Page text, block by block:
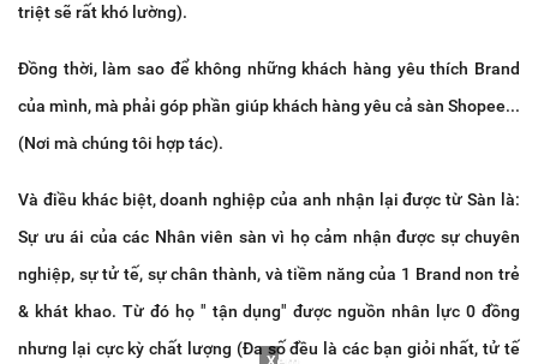
triệt sẽ rất khó lường).
Đồng thời, làm sao để không những khách hàng yêu thích Brand
của mình, mà phải góp phần giúp khách hàng yêu cả sàn Shopee...
(Nơi mà chúng tôi hợp tác).
Và điều khác biệt, doanh nghiệp của anh nhận lại được từ Sàn là:
Sự ưu ái của các Nhân viên sàn vì họ cảm nhận được sự chuyên
nghiệp, sự tử tế, sự chân thành, và tiềm năng của 1 Brand non trẻ
& khát khao. Từ đó họ " tận dụng" được nguồn nhân lực 0 đồng
nhưng lại cực kỳ chất lượng (Đa số đều là các bạn giỏi nhất, tử tế